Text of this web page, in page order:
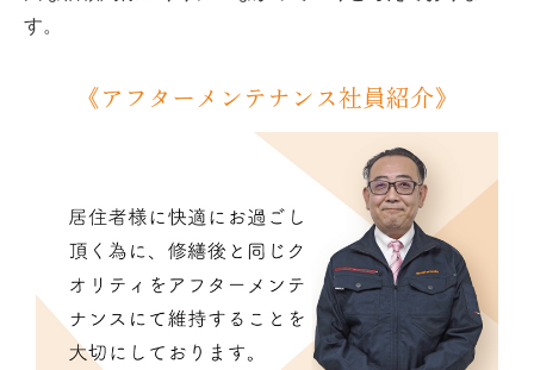
す。
《アフターメンテナンス社員紹介》